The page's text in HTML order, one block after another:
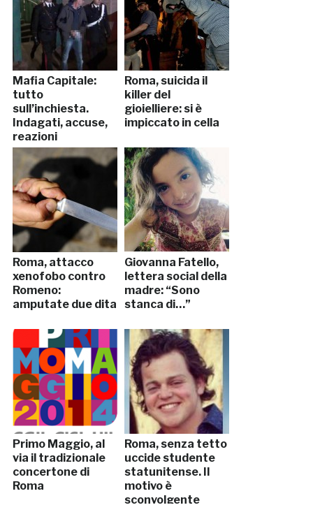
Mafia Capitale:
tutto
sull’inchiesta.
Indagati, accuse,
reazioni
Roma, suicida il
killer del
gioielliere: si è
impiccato in cella
Roma, attacco
xenofobo contro
Romeno:
amputate due dita
Giovanna Fatello,
lettera social della
madre: “Sono
stanca di…”
Primo Maggio, al
via il tradizionale
concertone di
Roma
Roma, senza tetto
uccide studente
statunitense. Il
motivo è
sconvolgente